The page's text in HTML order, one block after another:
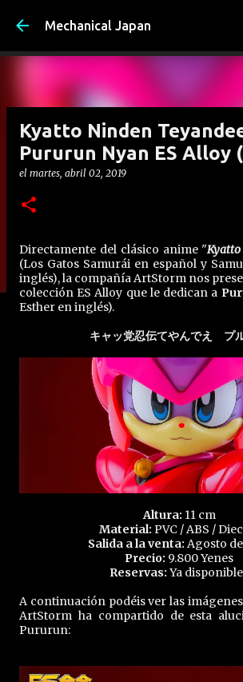
Ir al contenido principal
Mechanical Japan
Kyatto Ninden
Pururun Nyan ES Alloy
el martes, abril 02, 2019
Directamente del clásico anime "Kyatto
(Los Gatos Samurái en español y
inglés), la compañía ArtStorm nos
colección ES Alloy que le dedican a
Esther en inglés).
キャッ党忍伝てやんでえ プ
Altura: 11 cm
Material: PVC / ABS /
Salida a la venta: Agosto de
Precio: 9.800 Yenes
Reservas: Ya
A continuación podéis ver las
ArtStorm ha compartido de esta
Pururun: